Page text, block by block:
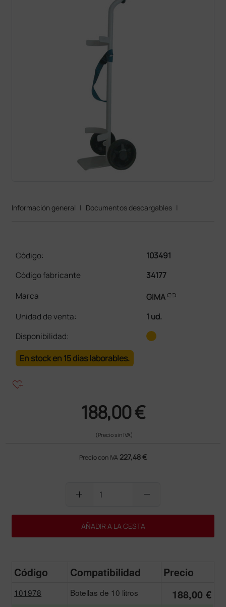
Información general | Documentos descargables |
Código:
103491
Código fabricante
34177
Marca
GIMAlink
Unidad de venta:
1 ud.
Disponibilidad:
En stock en 15 días laborables.
heart_plus
188,00 €
(Precio sin IVA)
Precio con IVA 227,48 €
add remove
AÑADIR A LA CESTA
Código Compatibilidad Precio
101978 Botellas de 10 litros 188,00 €